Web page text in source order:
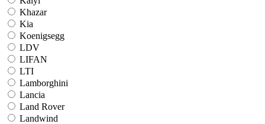
Khazar
Kia
Koenigsegg
LDV
LIFAN
LTI
Lamborghini
Lancia
Land Rover
Landwind